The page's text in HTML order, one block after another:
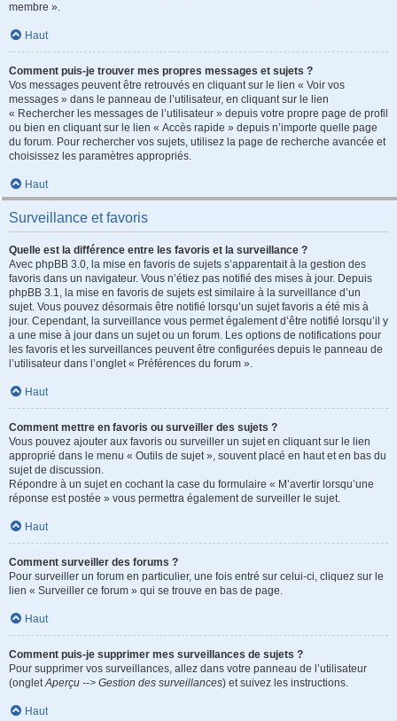
membre ».
Haut
Comment puis-je trouver mes propres messages et sujets ?
Vos messages peuvent être retrouvés en cliquant sur le lien « Voir vos
messages » dans le panneau de l’utilisateur, en cliquant sur le lien
« Rechercher les messages de l’utilisateur » depuis votre propre page de profil
ou bien en cliquant sur le lien « Accès rapide » depuis n’importe quelle page
du forum. Pour rechercher vos sujets, utilisez la page de recherche avancée et
choisissez les paramètres appropriés.
Haut
Surveillance et favoris
Quelle est la différence entre les favoris et la surveillance ?
Avec phpBB 3.0, la mise en favoris de sujets s’apparentait à la gestion des
favoris dans un navigateur. Vous n’étiez pas notifié des mises à jour. Depuis
phpBB 3.1, la mise en favoris de sujets est similaire à la surveillance d’un
sujet. Vous pouvez désormais être notifié lorsqu’un sujet favoris a été mis à
jour. Cependant, la surveillance vous permet également d’être notifié lorsqu’il y
a une mise à jour dans un sujet ou un forum. Les options de notifications pour
les favoris et les surveillances peuvent être configurées depuis le panneau de
l’utilisateur dans l’onglet « Préférences du forum ».
Haut
Comment mettre en favoris ou surveiller des sujets ?
Vous pouvez ajouter aux favoris ou surveiller un sujet en cliquant sur le lien
approprié dans le menu « Outils de sujet », souvent placé en haut et en bas du
sujet de discussion.
Répondre à un sujet en cochant la case du formulaire « M’avertir lorsqu’une
réponse est postée » vous permettra également de surveiller le sujet.
Haut
Comment surveiller des forums ?
Pour surveiller un forum en particulier, une fois entré sur celui-ci, cliquez sur le
lien « Surveiller ce forum » qui se trouve en bas de page.
Haut
Comment puis-je supprimer mes surveillances de sujets ?
Pour supprimer vos surveillances, allez dans votre panneau de l’utilisateur
(ongletAperçu --> Gestion des surveillances) et suivez les instructions.
Haut